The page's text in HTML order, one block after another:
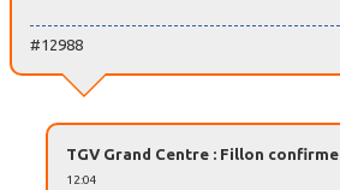
#12988
TGV Grand Centre : Fillon confirme
12:04